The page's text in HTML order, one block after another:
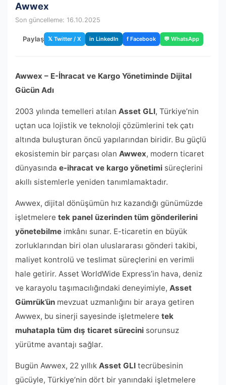
Awwex
Son güncelleme: 16.10.2025
Paylaş 𝕏 Twitter / X in LinkedIn f Facebook 💬 WhatsApp
Awwex – E-İhracat ve Kargo Yönetiminde Dijital
Gücün Adı
2003 yılında temelleri atılan Asset GLI, Türkiye’nin
uçtan uca lojistik ve teknoloji çözümlerini tek çatı
altında buluşturan öncü yapılarından biridir. Bu güçlü
ekosistemin bir parçası olan Awwex, modern ticaret
dünyasında e-ihracat ve kargo yönetimi süreçlerini
akıllı sistemlerle yeniden tanımlamaktadır.
Awwex, dijital dönüşümün hız kazandığı günümüzde
işletmelere tek panel üzerinden tüm gönderilerini
yönetebilme imkânı sunar. E-ticaretin en büyük
zorluklarından biri olan uluslararası gönderi takibi,
maliyet kontrolü ve teslimat süreçlerini en verimli
hale getirir. Asset WorldWide Express’in hava, deniz
ve karayolu taşımacılığındaki deneyimiyle, Asset
Gümrük’ün mevzuat uzmanlığını bir araya getiren
Awwex, bu sinerji sayesinde işletmelere tek
muhatapla tüm dış ticaret sürecini sorunsuz
yürütme avantajı sağlar.
Bugün Awwex, 22 yıllık Asset GLI tecrübesinin
gücüyle, Türkiye’nin dört bir yanındaki işletmelere